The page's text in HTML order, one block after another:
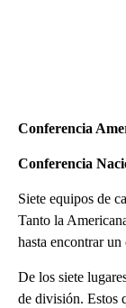
Conferencia
Conferencia
Siete equipos de
Tanto la
hasta encontrar
De los siete
de división. Estos